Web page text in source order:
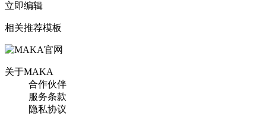
立即编辑
相关推荐模板
关于MAKA
合作伙伴
服务条款
隐私协议